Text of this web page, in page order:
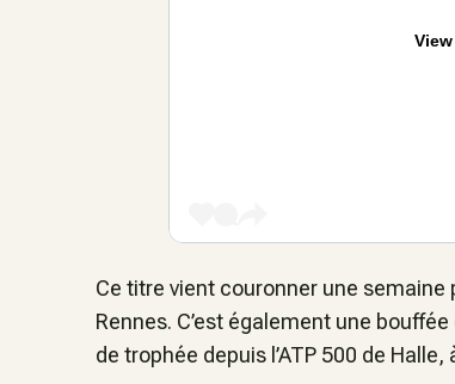
Ce titre vient couronner une semaine
Rennes. C’est également une
de trophée depuis l’ATP 500 de Halle,